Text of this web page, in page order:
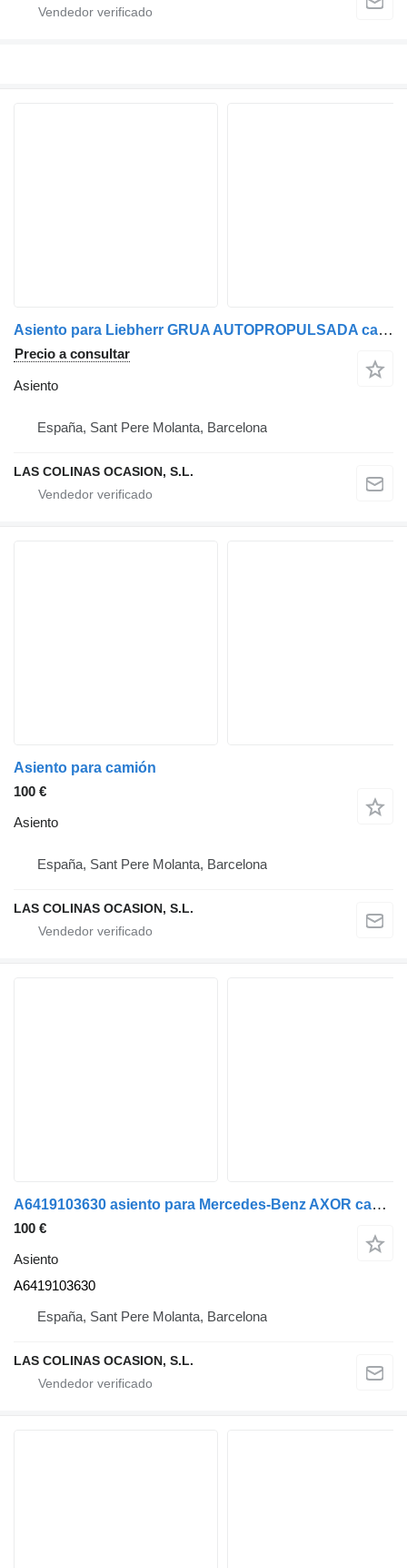
Asiento para Liebherr GRUA AUTOPROPULSADA camión
Precio a consultar
Asiento
España, Sant Pere Molanta, Barcelona
LAS COLINAS OCASION, S.L.
Asiento para camión
100 €
Asiento
España, Sant Pere Molanta, Barcelona
LAS COLINAS OCASION, S.L.
A6419103630 asiento para Mercedes-Benz AXOR camión
100 €
Asiento
A6419103630
España, Sant Pere Molanta, Barcelona
LAS COLINAS OCASION, S.L.